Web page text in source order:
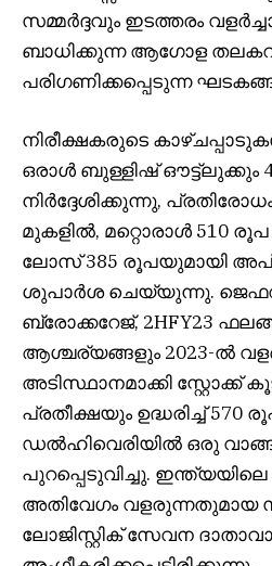
സമ്മർദ്ദവും ഇടത്തരം
ബാധിക്കുന്ന ആഗോള
പരിഗണിക്കപ്പെടുന്ന
നിരീക്ഷകരുടെ
ഒരാൾ ബുള്ളിഷ് ഔട്ട്‌ലുക്കും
നിർദ്ദേശിക്കുന്നു,
മുകളിൽ, മറ്റൊരാൾ 510 രൂപ
ലോസ് 385 രൂപയുമായി
ശുപാർശ ചെയ്യുന്നു.
ബ്രോക്കറേജ്, 2HFY23
ആശ്ചര്യങ്ങളും 2023-ൽ
അടിസ്ഥാനമാക്കി
പ്രതീക്ഷയും ഉദ്ധരിച്ച് 570
ഡൽഹിവെരിയിൽ ഒരു
പുറപ്പെടുവിച്ചു.
അതിവേഗം വളരുന്നതുമായ
ലോജിസ്റ്റിക് സേവന